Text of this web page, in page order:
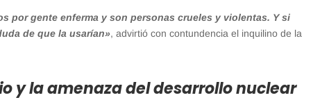
por gente enferma y son personas crueles y violentas. Y si
de que la usarían», advirtió con contundencia el inquilino de la
y la amenaza del desarrollo nuclear